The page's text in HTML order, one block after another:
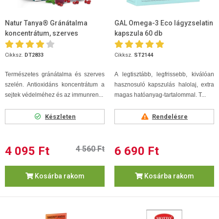
Natur Tanya® Gránátalma
koncentrátum, szerves
szelénnel 500ml
Cikksz. DT2833
Természetes gránátalma és szerves
szelén. Antioxidáns koncentrátum a
sejtek védelméhez és az immunren...
Készleten
4 095 Ft 4 560 Ft
Kosárba rakom
GAL Omega-3 Eco lágyzselatin
kapszula 60 db
Cikksz. ST2144
A legtisztább, legfrissebb, kiválóan
hasznosuló kapszulás halolaj, extra
magas hatóanyag-tartalommal. T...
Rendelésre
6 690 Ft
Kosárba rakom